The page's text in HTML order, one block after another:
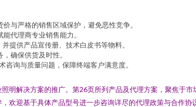
与严格的销售区域保护，避免恶性竞争。
代理商专业销售能力。
提供产品宣传册、技术白皮书等物料。
确保供货及时性。
咨询与质量问题，保障终端客户满意度。
明解决方案的推广。第26页所列产品及代理方案，聚焦于
欢迎基于具体产品型号进一步咨询详尽的代理政策与合作协